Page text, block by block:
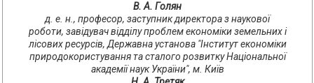
В. А. Голян
д. е. н., професор, заступник директора з наукової
роботи, завідувач відділу проблем економіки земельних і
лісових ресурсів, Державна установа "Інститут економіки
природокористування та сталого розвитку Національної
академії наук України", м. Київ